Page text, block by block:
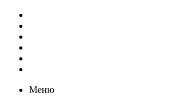
Меню